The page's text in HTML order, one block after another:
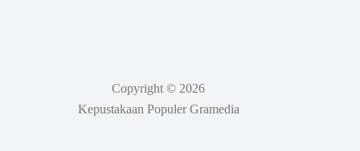
Copyright © 2026
Kepustakaan Populer Gramedia